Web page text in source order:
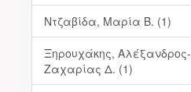
Ντζαβίδα, Μαρία Β. (1)
Ξηρουχάκης, Αλέξανδρος-
Ζαχαρίας Δ. (1)